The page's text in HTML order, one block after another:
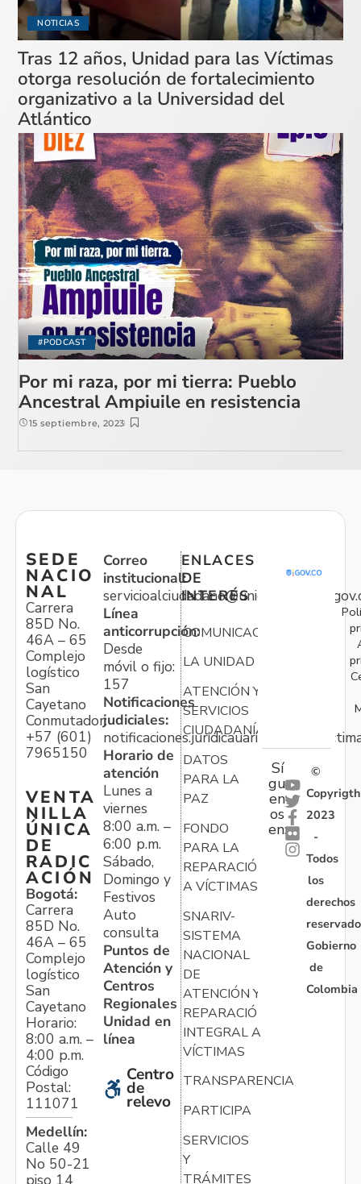
NOTICIAS
Tras 12 años, Unidad para las Víctimas
otorga resolución de fortalecimiento
organizativo a la Universidad del
Atlántico
#PODCAST
Por mi raza, por mi tierra: Pueblo
Ancestral Ampiuile en resistencia
15 septiembre, 2023
SEDE
NACIO
NAL
Carrera
85D No.
46A – 65
Complejo
logístico
San
Cayetano
Conmutador:
+57 (601)
7965150
VENTA
NILLA
ÚNICA
DE
RADIC
ACIÓN
Bogotá:
Carrera
85D No.
46A – 65
Complejo
logístico
San
Cayetano
Horario:
8:00 a.m. –
4:00 p.m.
Código
Postal:
111071
Medellín:
Calle 49
No 50-21
Correo
institucional:
Línea
anticorrupción:
Desde
móvil o fijo:
157
Notificaciones
judiciales:
Horario de
atención
Lunes a
viernes
8:00 a.m. –
6:00 p.m.
Sábado,
Domingo y
Festivos
Auto
consulta
Puntos de
Atención y
Centros
Regionales
Unidad en
línea
Centro
de
relevo
ENLACES
DE
INTERÉS
COMUNICACIONES
LA UNIDAD
ATENCIÓN Y
SERVICIOS
CIUDADANÍA
DATOS
PARA LA
PAZ
FONDO
PARA LA
REPARACIÓN
A VÍCTIMAS
SNARIV-
SISTEMA
NACIONAL
DE
ATENCIÓN Y
REPARACIÓN
INTEGRAL A
VÍCTIMAS
TRANSPARENCIA
PARTICIPA
SERVICIOS
Y
TRÁMITES
Sí
gu
en
os
en:
©
Copyrigth
2023
-
Todos
los
derechos
Gobierno
de
Colombia